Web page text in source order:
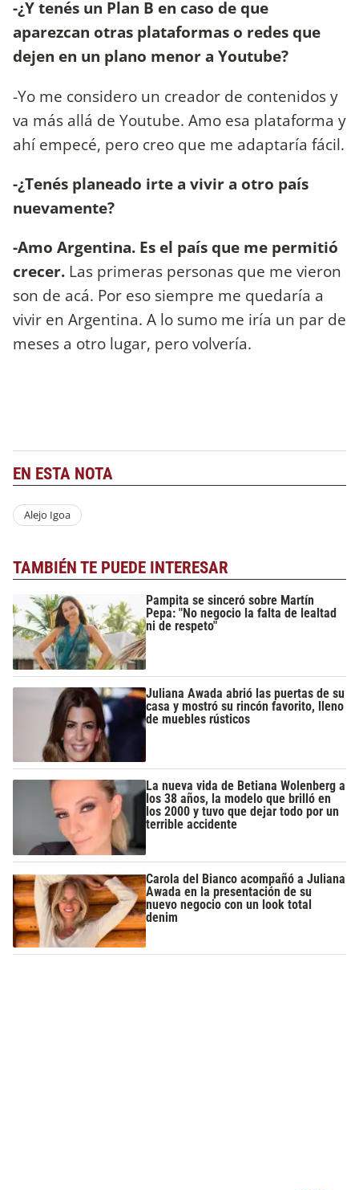
-¿Y tenés un Plan B en caso de que
aparezcan otras plataformas o redes que
dejen en un plano menor a Youtube?
-Yo me considero un creador de contenidos y
va más allá de Youtube. Amo esa plataforma y
ahí empecé, pero creo que me adaptaría fácil.
-¿Tenés planeado irte a vivir a otro país
nuevamente?
-Amo Argentina. Es el país que me permitió
crecer. Las primeras personas que me vieron
son de acá. Por eso siempre me quedaría a
vivir en Argentina. A lo sumo me iría un par de
meses a otro lugar, pero volvería.
EN ESTA NOTA
Alejo Igoa
TAMBIÉN TE PUEDE INTERESAR
Pampita se sinceró sobre Martín
Pepa: "No negocio la falta de lealtad
ni de respeto"
Juliana Awada abrió las puertas de su
casa y mostró su rincón favorito, lleno
de muebles rústicos
La nueva vida de Betiana Wolenberg a
los 38 años, la modelo que brilló en
los 2000 y tuvo que dejar todo por un
terrible accidente
Carola del Bianco acompañó a Juliana
Awada en la presentación de su
nuevo negocio con un look total
denim